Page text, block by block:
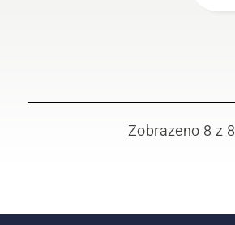
Zobrazeno 8 z 8